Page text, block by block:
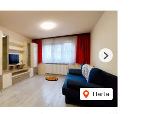
Harta
Next